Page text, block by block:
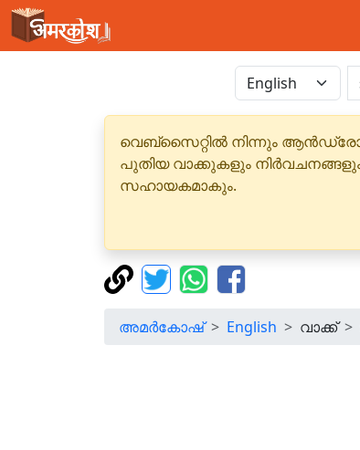
വെബ്‌സൈറ്റിൽ നിന്നും
പുതിയ വാക്കുകളും
സഹായകമാകും.
അമർകോഷ് English വാക്ക്